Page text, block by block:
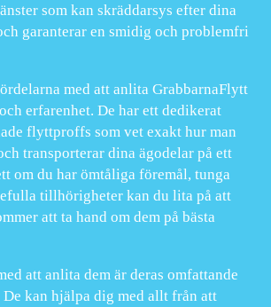
som kan skräddarsys efter dina
garanterar en smidig och problemfri
med att anlita GrabbarnaFlytt
erfarenhet. De har ett dedikerat
flyttproffs som vet exakt hur man
transporterar dina ägodelar på ett
om du har ömtåliga föremål, tunga
tillhörigheter kan du lita på att
att ta hand om dem på bästa
att anlita dem är deras omfattande
kan hjälpa dig med allt från att